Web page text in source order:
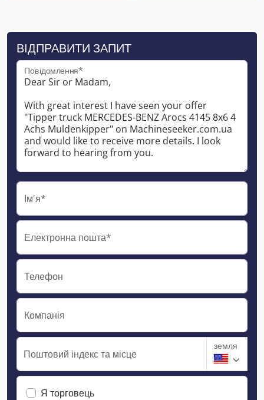
ВІДПРАВИТИ ЗАПИТ
Повідомлення*
Ім'я*
Електронна пошта*
Телефон
Компанія
Поштовий індекс та місце
земля
Я торговець